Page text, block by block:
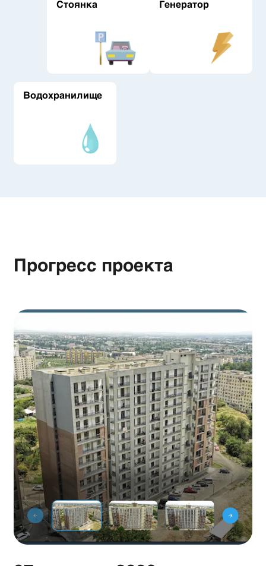
Стоянка Генератор
Водохранилище
Прогресс проекта